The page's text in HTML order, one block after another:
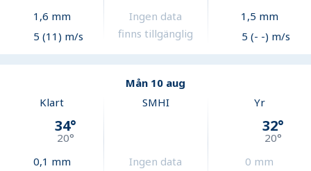
1,6 mm
5 (11) m/s
Ingen data
finns tillgänglig
1,5 mm
5 (- -) m/s
Mån 10 aug
Klart
34°
20°
0,1 mm
SMHI
Ingen data
Yr
32°
20°
0 mm